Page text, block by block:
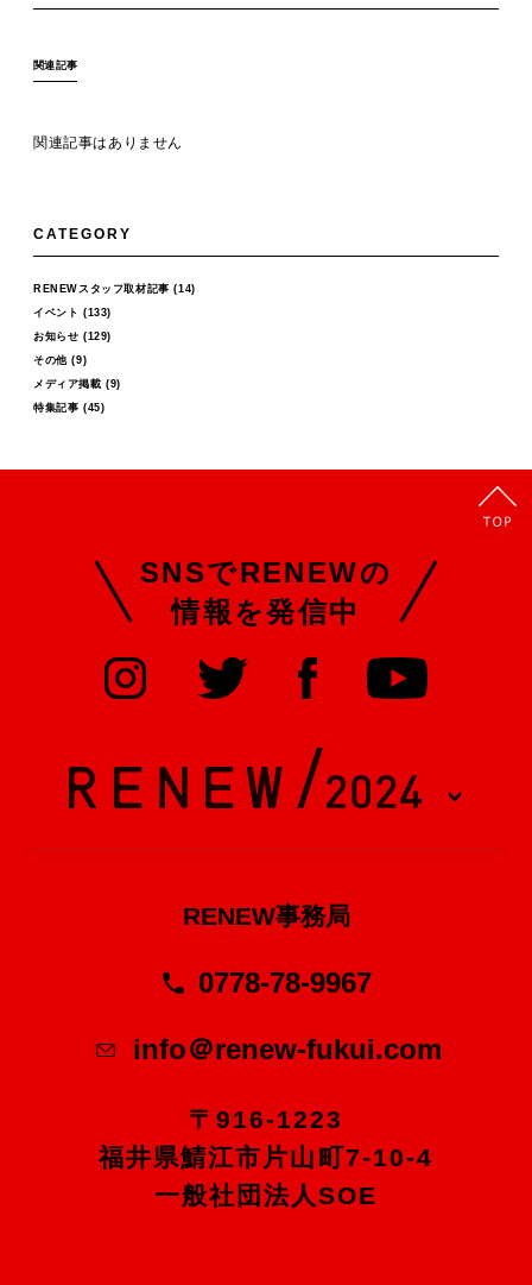
関連記事
関連記事はありません
CATEGORY
RENEWスタッフ取材記事 (14)
イベント (133)
お知らせ (129)
その他(9)
メディア掲載 (9)
特集記事 (45)
SNSでRENEWの
情報を発信中
RENEW事務局
0778-78-9967
info＠renew-fukui.com
〒916-1223
福井県鯖江市片山町7-10-4
一般社団法人SOE